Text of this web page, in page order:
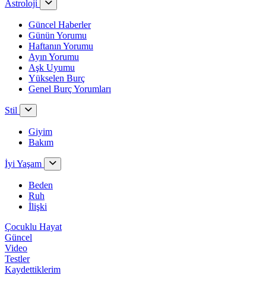
Astroloji
Güncel Haberler
Günün Yorumu
Haftanın Yorumu
Ayın Yorumu
Aşk Uyumu
Yükselen Burç
Genel Burç Yorumları
Stil
Giyim
Bakım
İyi Yaşam
Beden
Ruh
İlişki
Çocuklu Hayat
Güncel
Video
Testler
Kaydettiklerim